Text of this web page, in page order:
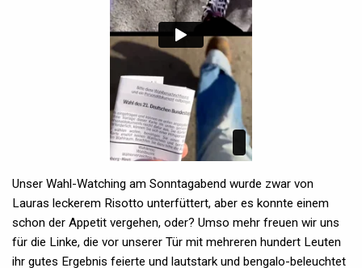
Unser Wahl-Watching am Sonntagabend wurde zwar von
Lauras leckerem Risotto unterfüttert, aber es konnte einem
schon der Appetit vergehen, oder? Umso mehr freuen wir uns
für die Linke, die vor unserer Tür mit mehreren hundert Leuten
ihr gutes Ergebnis feierte und lautstark und bengalo-beleuchtet